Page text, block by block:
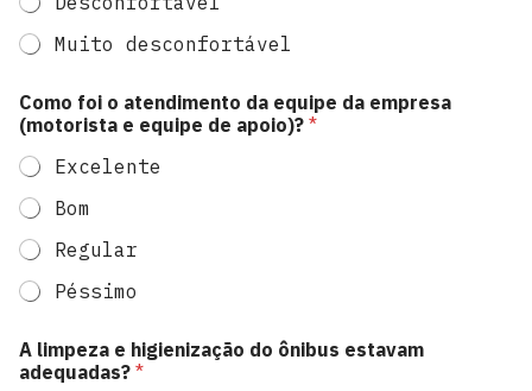
Muito desconfortável
Como foi o atendimento da equipe da empresa
(motorista e equipe de apoio)? *
Excelente
Bom
Regular
Péssimo
A limpeza e higienização do ônibus estavam
adequadas? *